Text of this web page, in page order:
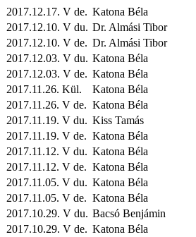
2017.12.17. V de. Katona Béla
2017.12.10. V du. Dr. Almási Tibor
2017.12.10. V de. Dr. Almási Tibor
2017.12.03. V du. Katona Béla
2017.12.03. V de. Katona Béla
2017.11.26. Kül. Katona Béla
2017.11.26. V de. Katona Béla
2017.11.19. V du. Kiss Tamás
2017.11.19. V de. Katona Béla
2017.11.12. V du. Katona Béla
2017.11.12. V de. Katona Béla
2017.11.05. V du. Katona Béla
2017.11.05. V de. Katona Béla
2017.10.29. V du. Bacsó Benjámin
2017.10.29. V de. Katona Béla